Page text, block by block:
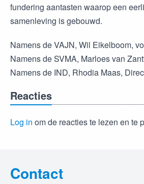
fundering aantasten waarop een
samenleving is gebouwd.
Namens de VAJN, Wil Eikelboom,
Namens de SVMA, Marloes van
Namens de IND, Rhodia Maas,
Reacties
Log in om de reacties te lezen en te
Contact